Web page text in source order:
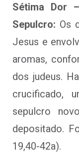
Sétima Dor
Sepulcro: Os
Jesus e
aromas,
dos judeus.
crucificado,
sepulcro
depositado.
19,40-42a).